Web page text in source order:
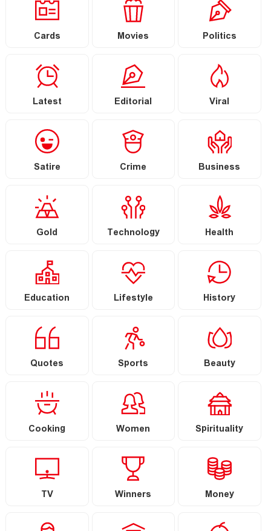
Cards Movies Politics
Latest Editorial Viral
Satire Crime Business
Gold Technology Health
Education Lifestyle History
Quotes Sports Beauty
Cooking Women Spirituality
TV Winners Money